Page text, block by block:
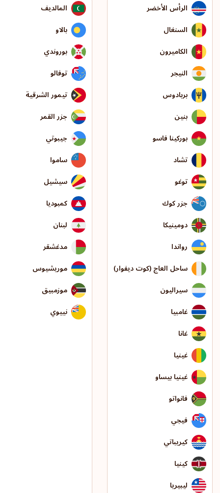
الرأس الأخضر
السنغال
الكاميرون
النيجر
بربادوس
بنين
بوركينا فاسو
تشاد
توغو
جزر كوك
دومينيكا
رواندا
ساحل العاج (كوت ديفوار)
سيراليون
غامبيا
غانا
غينيا
غينيا بيساو
فانواتو
فيجي
كيريباتي
كينيا
ليبيريا
المالديف
بالاو
بوروندي
توفالو
تيمور الشرقية
جزر القمر
جيبوتي
ساموا
سيشيل
كمبوديا
لبنان
مدغشقر
موريشيوس
موزمبيق
نييوي